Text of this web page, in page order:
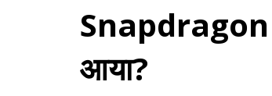
Snapdragon
आया?